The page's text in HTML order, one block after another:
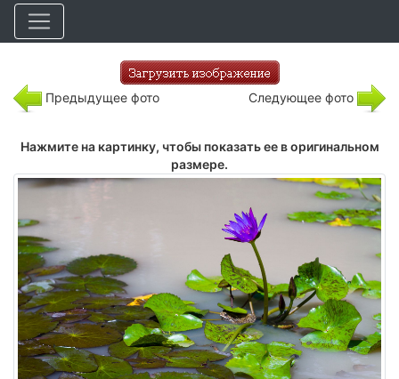
Предыдущее фото Следующее фото
Нажмите на картинку, чтобы показать ее в оригинальном
размере.